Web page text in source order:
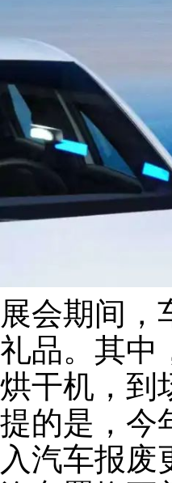
展会期间，
礼品。其中
烘干机，到
提的是，今
入汽车报废